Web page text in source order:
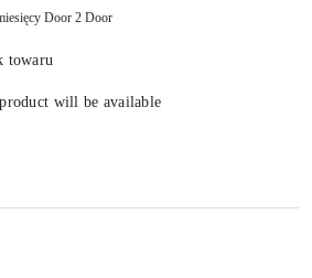
Door 2 Door
towaru
will be available